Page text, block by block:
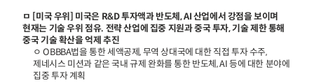
ㅁ [미국 우위] 미국은 R&D 투자액과 반도체, AI 산업에서 강점을 보이며
현재는 기술 우위 점유. 전략 산업에 집중 지원과 중국 투자, 기술 제한 통해
중국 기술 확산을 억제 추진
ㅇ OBBBA법을 통한 세액공제, 무역 상대국에 대한 직접 투자 수주,
제네시스 미션과 같은 국내 규제 완화를 통한 반도체, AI 등에 대한 분야에
집중 투자 계획